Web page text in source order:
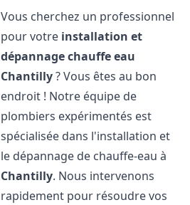
Vous cherchez un professionnel
pour votre installation et
dépannage chauffe eau
Chantilly? Vous êtes au bon
endroit ! Notre équipe de
plombiers expérimentés est
spécialisée dans l'installation et
le dépannage de chauffe-eau à
Chantilly. Nous intervenons
rapidement pour résoudre vos